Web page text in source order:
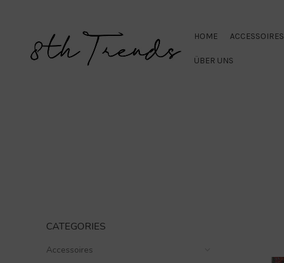
HOME ACCESSOIRES
ÜBER UNS
CATEGORIES
Accessoires